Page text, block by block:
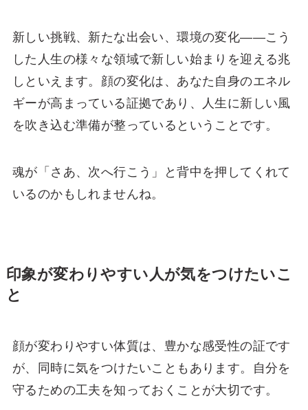
新しい挑戦、新たな出会い、環境の変化――こう
した人生の様々な領域で新しい始まりを迎える兆
しといえます。顔の変化は、あなた自身のエネル
ギーが高まっている証拠であり、人生に新しい風
を吹き込む準備が整っているということです。
魂が「さあ、次へ行こう」と背中を押してくれて
いるのかもしれませんね。
印象が変わりやすい人が気をつけたいこ
と
顔が変わりやすい体質は、豊かな感受性の証です
が、同時に気をつけたいこともあります。自分を
守るための工夫を知っておくことが大切です。